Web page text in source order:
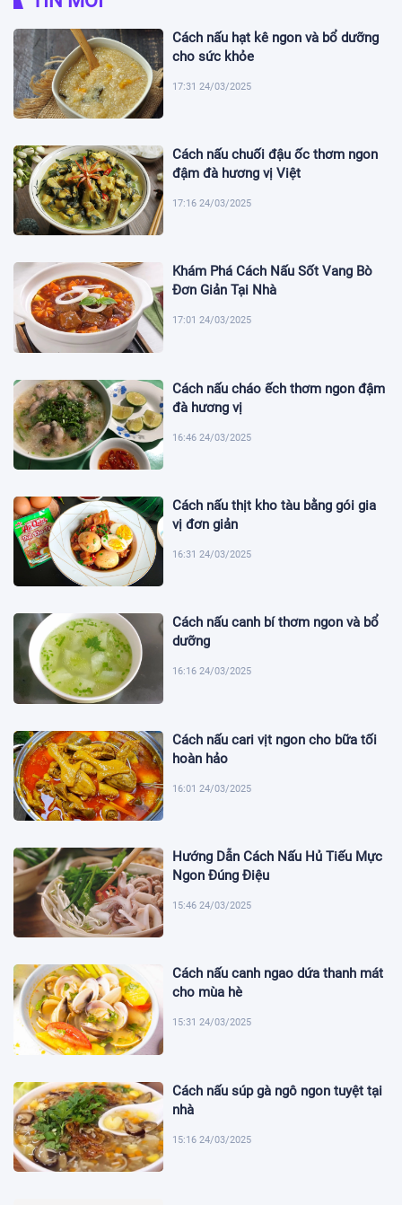
Cách nấu hạt kê ngon và bổ dưỡng
cho sức khỏe
17:31 24/03/2025
Cách nấu chuối đậu ốc thơm ngon
đậm đà hương vị Việt
17:16 24/03/2025
Khám Phá Cách Nấu Sốt Vang Bò
Đơn Giản Tại Nhà
17:01 24/03/2025
Cách nấu cháo ếch thơm ngon đậm
đà hương vị
16:46 24/03/2025
Cách nấu thịt kho tàu bằng gói gia
vị đơn giản
16:31 24/03/2025
Cách nấu canh bí thơm ngon và bổ
dưỡng
16:16 24/03/2025
Cách nấu cari vịt ngon cho bữa tối
hoàn hảo
16:01 24/03/2025
Hướng Dẫn Cách Nấu Hủ Tiếu Mực
Ngon Đúng Điệu
15:46 24/03/2025
Cách nấu canh ngao dứa thanh mát
cho mùa hè
15:31 24/03/2025
Cách nấu súp gà ngô ngon tuyệt tại
nhà
15:16 24/03/2025